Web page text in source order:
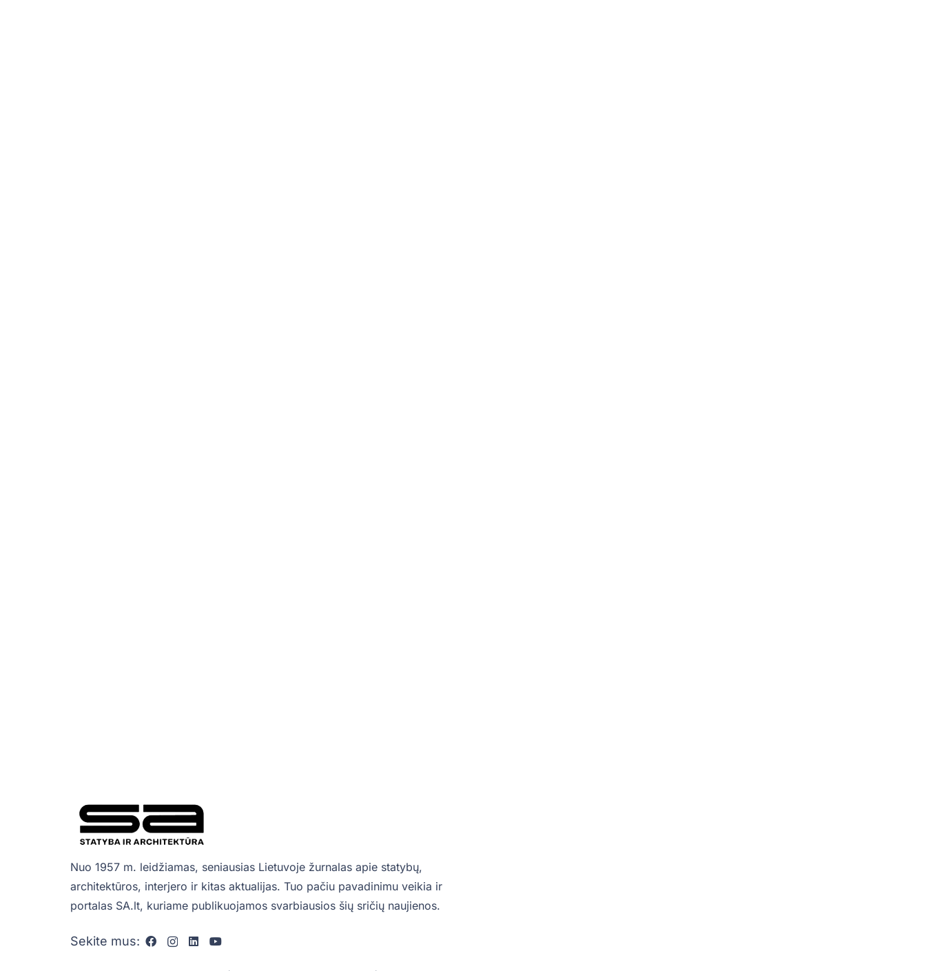
Nuo 1957 m. leidžiamas, seniausias Lietuvoje žurnalas apie statybų,
architektūros, interjero ir kitas aktualijas. Tuo pačiu pavadinimu veikia ir
portalas SA.lt, kuriame publikuojamos svarbiausios šių sričių naujienos.
Sekite mus: